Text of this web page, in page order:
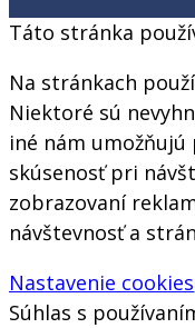
Táto stránka
Na stránkach
Niektoré sú
iné nám
skúsenosť pri
zobrazovaní
návštevnosť a
Nastavenie cookies
Súhlas s